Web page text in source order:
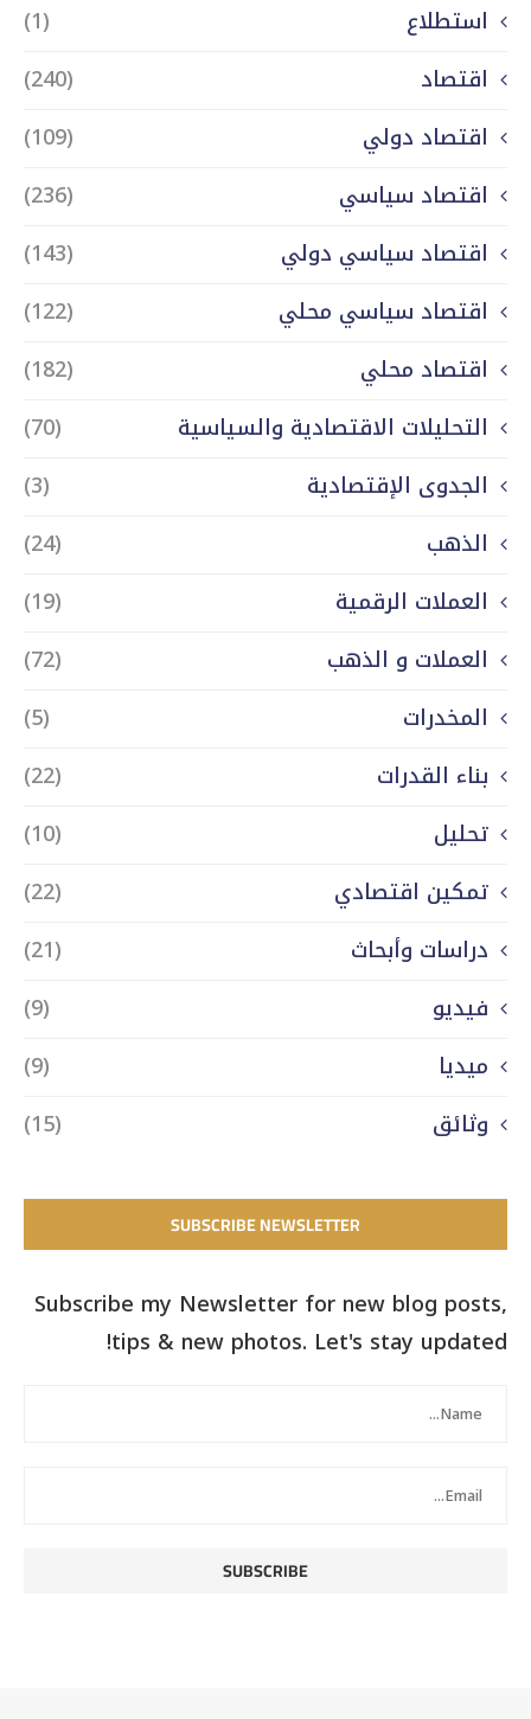
استطلاع
(1)
اقتصاد
(240)
اقتصاد دولي
(109)
اقتصاد سياسي
(236)
اقتصاد سياسي دولي
(143)
اقتصاد سياسي محلي
(122)
اقتصاد محلي
(182)
التحليلات الاقتصادية والسياسية
(70)
الجدوى الإقتصادية
(3)
الذهب
(24)
العملات الرقمية
(19)
العملات و الذهب
(72)
المخدرات
(5)
بناء القدرات
(22)
تحليل
(10)
تمكين اقتصادي
(22)
دراسات وأبحاث
(21)
فيديو
(9)
ميديا
(9)
وثائق
(15)
SUBSCRIBE NEWSLETTER
Subscribe my Newsletter for new blog posts,
tips & new photos. Let's stay updated!